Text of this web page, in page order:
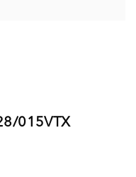
015VTX